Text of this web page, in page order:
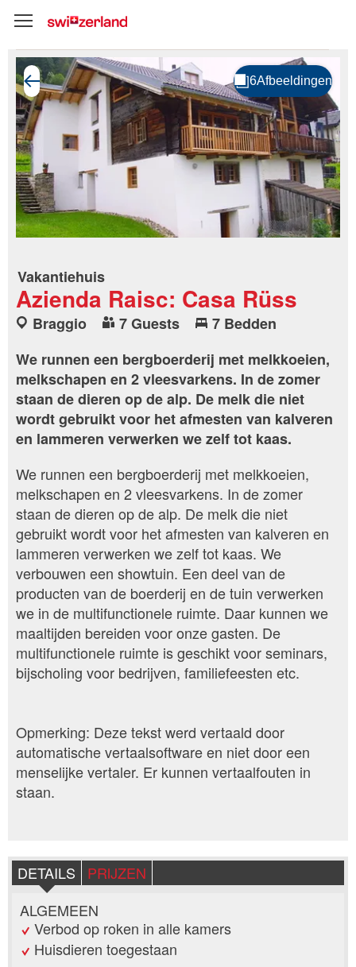
Vakantiehuis
Azienda Raisc: Casa Rüss
Braggio 7 Guests
7 Bedden
We runnen een bergboerderij met melkkoeien,
melkschapen en 2 vleesvarkens. In de zomer
staan de dieren op de alp. De melk die niet
wordt gebruikt voor het afmesten van kalveren
en lammeren verwerken we zelf tot kaas.
We runnen een bergboerderij met melkkoeien,
melkschapen en 2 vleesvarkens. In de zomer
staan de dieren op de alp. De melk die niet
gebruikt wordt voor het afmesten van kalveren en
lammeren verwerken we zelf tot kaas. We
verbouwen een showtuin. Een deel van de
producten van de boerderij en de tuin verwerken
we in de multifunctionele ruimte. Daar kunnen we
maaltijden bereiden voor onze gasten. De
multifunctionele ruimte is geschikt voor seminars,
bijscholing voor bedrijven, familiefeesten etc.
Opmerking: Deze tekst werd vertaald door
automatische vertaalsoftware en niet door een
menselijke vertaler. Er kunnen vertaalfouten in
staan.
DETAILS
PRIJZEN
ALGEMEEN
Verbod op roken in alle kamers
Huisdieren toegestaan